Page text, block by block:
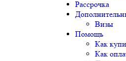
Рассрочка
Визы
Помощь
Как
Как